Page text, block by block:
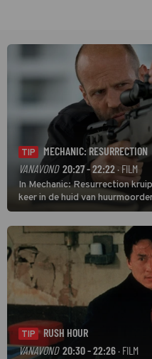
TIP
MECHANIC: RESURRECTION
VANAVOND 20:27 - 22:22· FILM
In Mechanic: Resurrection
keer in de huid van
donder op kunt zeggen dat er
veel terechtkomt.
TIP
RUSH HOUR
VANAVOND 20:30 - 22:26 · FILM